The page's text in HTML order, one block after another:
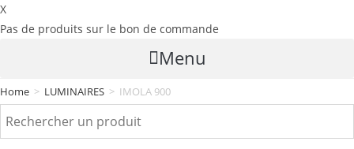
X
Pas de produits sur le bon de commande
Menu
Home > LUMINAIRES > IMOLA 900